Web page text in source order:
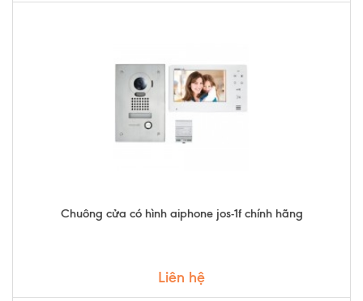
Chuông cửa có hình aiphone jos-1f chính hãng
Liên hệ